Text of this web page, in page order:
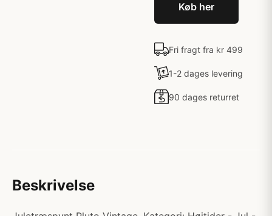
Køb her
Fri fragt fra kr 499
1-2 dages levering
90 dages returret
Beskrivelse